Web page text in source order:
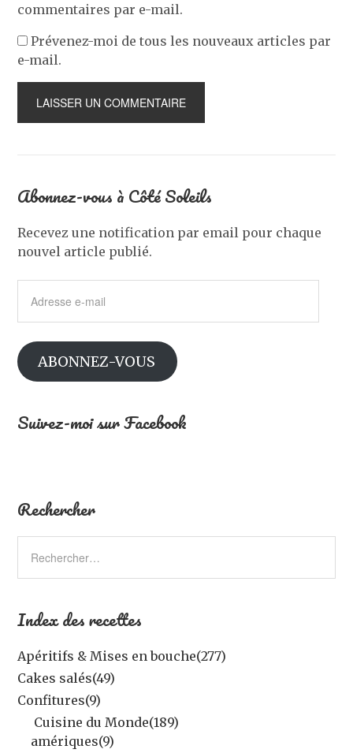
commentaires par e-mail.
Prévenez-moi de tous les nouveaux articles par
e-mail.
Abonnez-vous à Côté Soleils
Recevez une notification par email pour chaque
nouvel article publié.
mail
ABONNEZ-VOUS
Suivez-moi sur Facebook
Rechercher
Index des recettes
Apéritifs & Mises en bouche(277)
Cakes salés(49)
Confitures(9)
Cuisine du Monde(189)
amériques(9)